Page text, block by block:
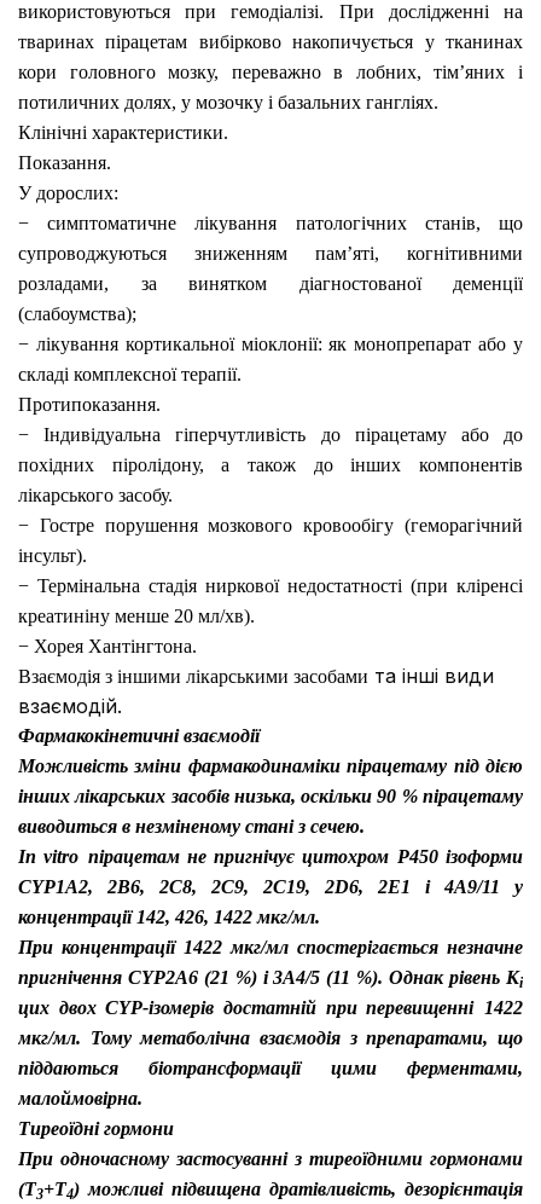
використовуються при гемодіалізі. При дослідженні на
тваринах пірацетам вибірково накопичується у тканинах
кори головного мозку, переважно в лобних, тім’яних і
потиличних долях, у мозочку і базальних гангліях.
Клінічні характеристики.
Показання.
У дорослих:
− симптоматичне лікування патологічних станів, що
супроводжуються зниженням пам’яті, когнітивними
розладами, за винятком діагностованої деменції
(слабоумства);
− лікування кортикальної міоклонії: як монопрепарат або у
складі комплексної терапії.
Протипоказання.
− Індивідуальна гіперчутливість до пірацетаму або до
похідних піролідону, а також до інших компонентів
лікарського засобу.
− Гостре порушення мозкового кровообігу (геморагічний
інсульт).
− Термінальна стадія ниркової недостатності (при кліренсі
креатиніну менше 20 мл/хв).
− Хорея Хантінгтона.
Взаємодія з іншими лікарськими засобами та інші види
взаємодій.
Фармакокінетичні взаємодії
Можливість зміни фармакодинаміки пірацетаму під дією
інших лікарських засобів низька, оскільки 90 % пірацетаму
виводиться в незміненому стані з сечею.
In vitro пірацетам не пригнічує цитохром Р450 ізоформи
CYP1A2, 2В6, 2С8, 2С9, 2С19, 2D6, 2Е1 і 4А9/11 у
концентрації 142, 426, 1422 мкг/мл.
При концентрації 1422 мкг/мл спостерігається незначне
пригнічення CYP2A6 (21 %) і 3А4/5 (11 %). Однак рівень Кі
цих двох CYP-ізомерів достатній при перевищенні
1422
мкг/мл. Тому метаболічна взаємодія з препаратами, що
піддаються біотрансформації цими ферментами,
малоймовірна.
Тиреоїдні гормони
При одночасному застосуванні з тиреоїдними гормонами
(Т3+Т4) можливі підвищена дратівливість, дезорієнтація